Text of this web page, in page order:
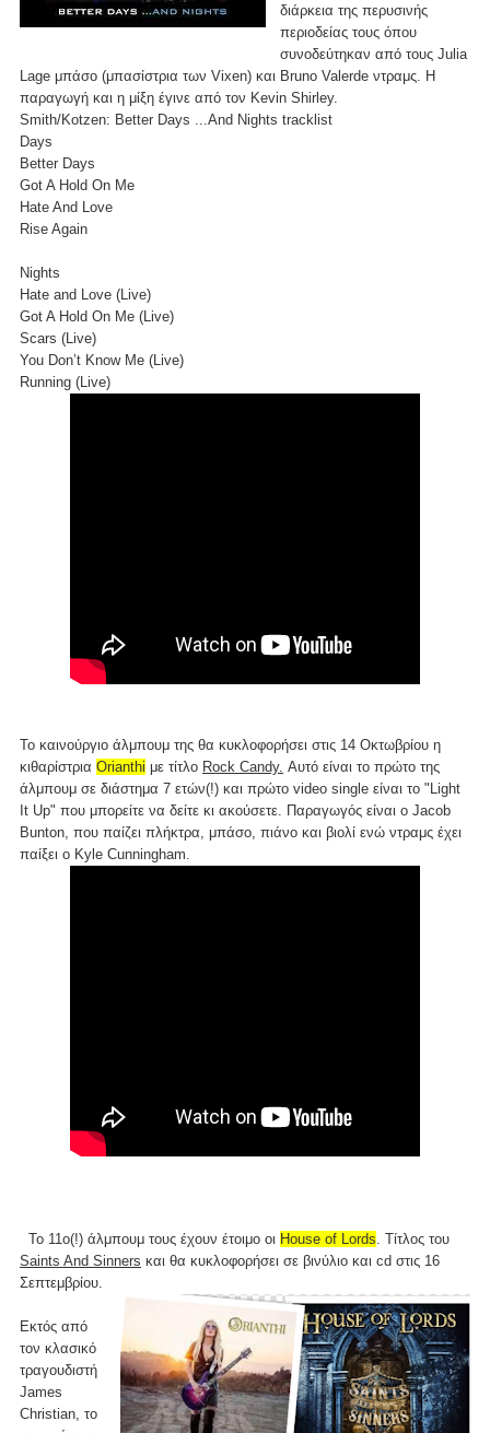
διάρκεια της περυσινής
περιοδείας τους όπου
συνοδεύτηκαν από τους Julia
Lage μπάσο (μπασίστρια των Vixen) και Bruno Valerde ντραμς. Η
παραγωγή και η μίξη έγινε από τον Kevin Shirley.
Smith/Kotzen: Better Days ...And Nights tracklist
Days
Better Days
Got A Hold On Me
Hate And Love
Rise Again
Nights
Hate and Love (Live)
Got A Hold On Me (Live)
Scars (Live)
You Don’t Know Me (Live)
Running (Live)
Το καινούργιο άλμπουμ της θα κυκλοφορήσει στις 14 Οκτωβρίου η
κιθαρίστρια Orianthi με τίτλο Rock Candy. Αυτό είναι το πρώτο της
άλμπουμ σε διάστημα 7 ετών(!) και πρώτο video single είναι το "Light
It Up" που μπορείτε να δείτε κι ακούσετε. Παραγωγός είναι ο Jacob
Bunton, που παίζει πλήκτρα, μπάσο, πιάνο και βιολί ενώ ντραμς έχει
παίξει ο Kyle Cunningham.
Το 11ο(!) άλμπουμ τους έχουν έτοιμο οι House of Lords. Τίτλος του
Saints And Sinners και θα κυκλοφορήσει σε βινύλιο και cd στις 16
Σεπτεμβρίου.
Εκτός από
τον κλασικό
τραγουδιστή
James
Christian, το